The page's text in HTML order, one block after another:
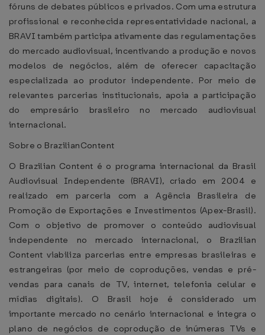
fóruns de debates públicos e privados. Com uma estrutura
profissional e reconhecida representatividade nacional, a
BRAVI também participa ativamente das regulamentações
do mercado audiovisual, incentivando a produção e novos
modelos de negócios, além de oferecer capacitação
especializada ao produtor independente. Por meio de
relevantes parcerias institucionais, apoia a participação
do empresário brasileiro no mercado audiovisual
internacional.
Sobre o BrazilianContent
O Brazilian Content é o programa internacional da Brasil
Audiovisual Independente (BRAVI), criado em 2004 e
realizado em parceria com a Agência Brasileira de
Promoção de Exportações e Investimentos (Apex-Brasil).
Com o objetivo de promover o conteúdo audiovisual
independente no mercado internacional, o Brazilian
Content viabiliza parcerias entre empresas brasileiras e
estrangeiras (por meio de coproduções, vendas e pré-
vendas para canais de TV, internet, telefonia celular e
mídias digitais). O Brasil hoje é considerado um
importante mercado no cenário internacional e integra o
plano de negócios de coprodução de inúmeras TVs e